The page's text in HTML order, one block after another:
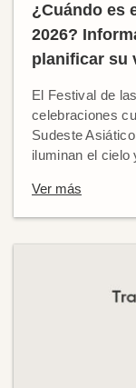
¿Cuándo es
2026?
planificar su
El Festival de
celebraciones
Sudeste
iluminan el cielo
Ver más